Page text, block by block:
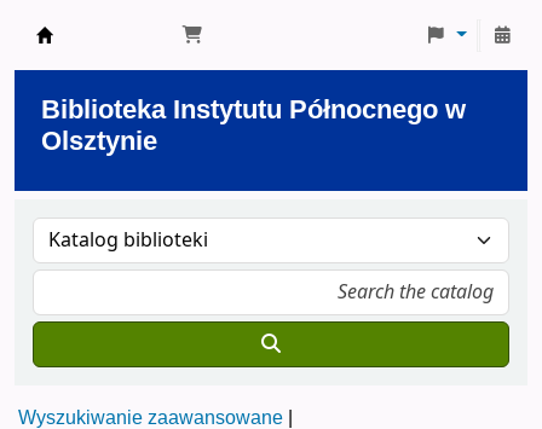
Biblioteka Instytutu Północnego w
Olsztynie
Wyszukiwanie zaawansowane